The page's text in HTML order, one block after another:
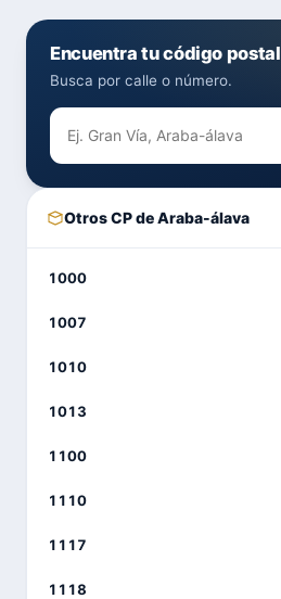
Encuentra tu código postal
Busca por calle o número.
Otros CP de Araba-álava
1000
1007
1010
1013
1100
1110
1117
1118